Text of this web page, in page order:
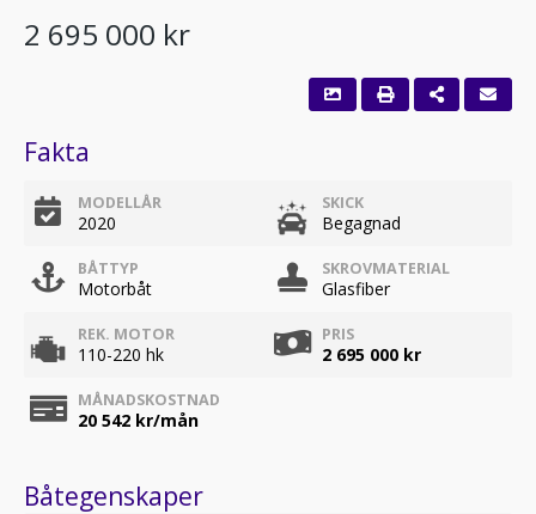
2 695 000 kr
Fakta
MODELLÅR
2020
SKICK
Begagnad
BÅTTYP
Motorbåt
SKROVMATERIAL
Glasfiber
REK. MOTOR
110-220 hk
PRIS
2 695 000 kr
MÅNADSKOSTNAD
20 542 kr/mån
Båtegenskaper